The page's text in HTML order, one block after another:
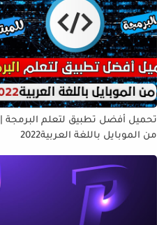
تحميل أفضل تطبيق لتعلم البرمجة |
من الموبايل باللغة العربية2022